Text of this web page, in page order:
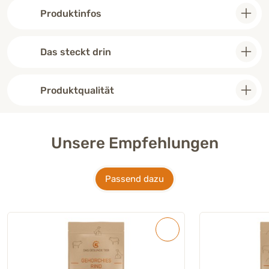
Produktinfos
Das steckt drin
Produktqualität
Unsere Empfehlungen
Passend dazu